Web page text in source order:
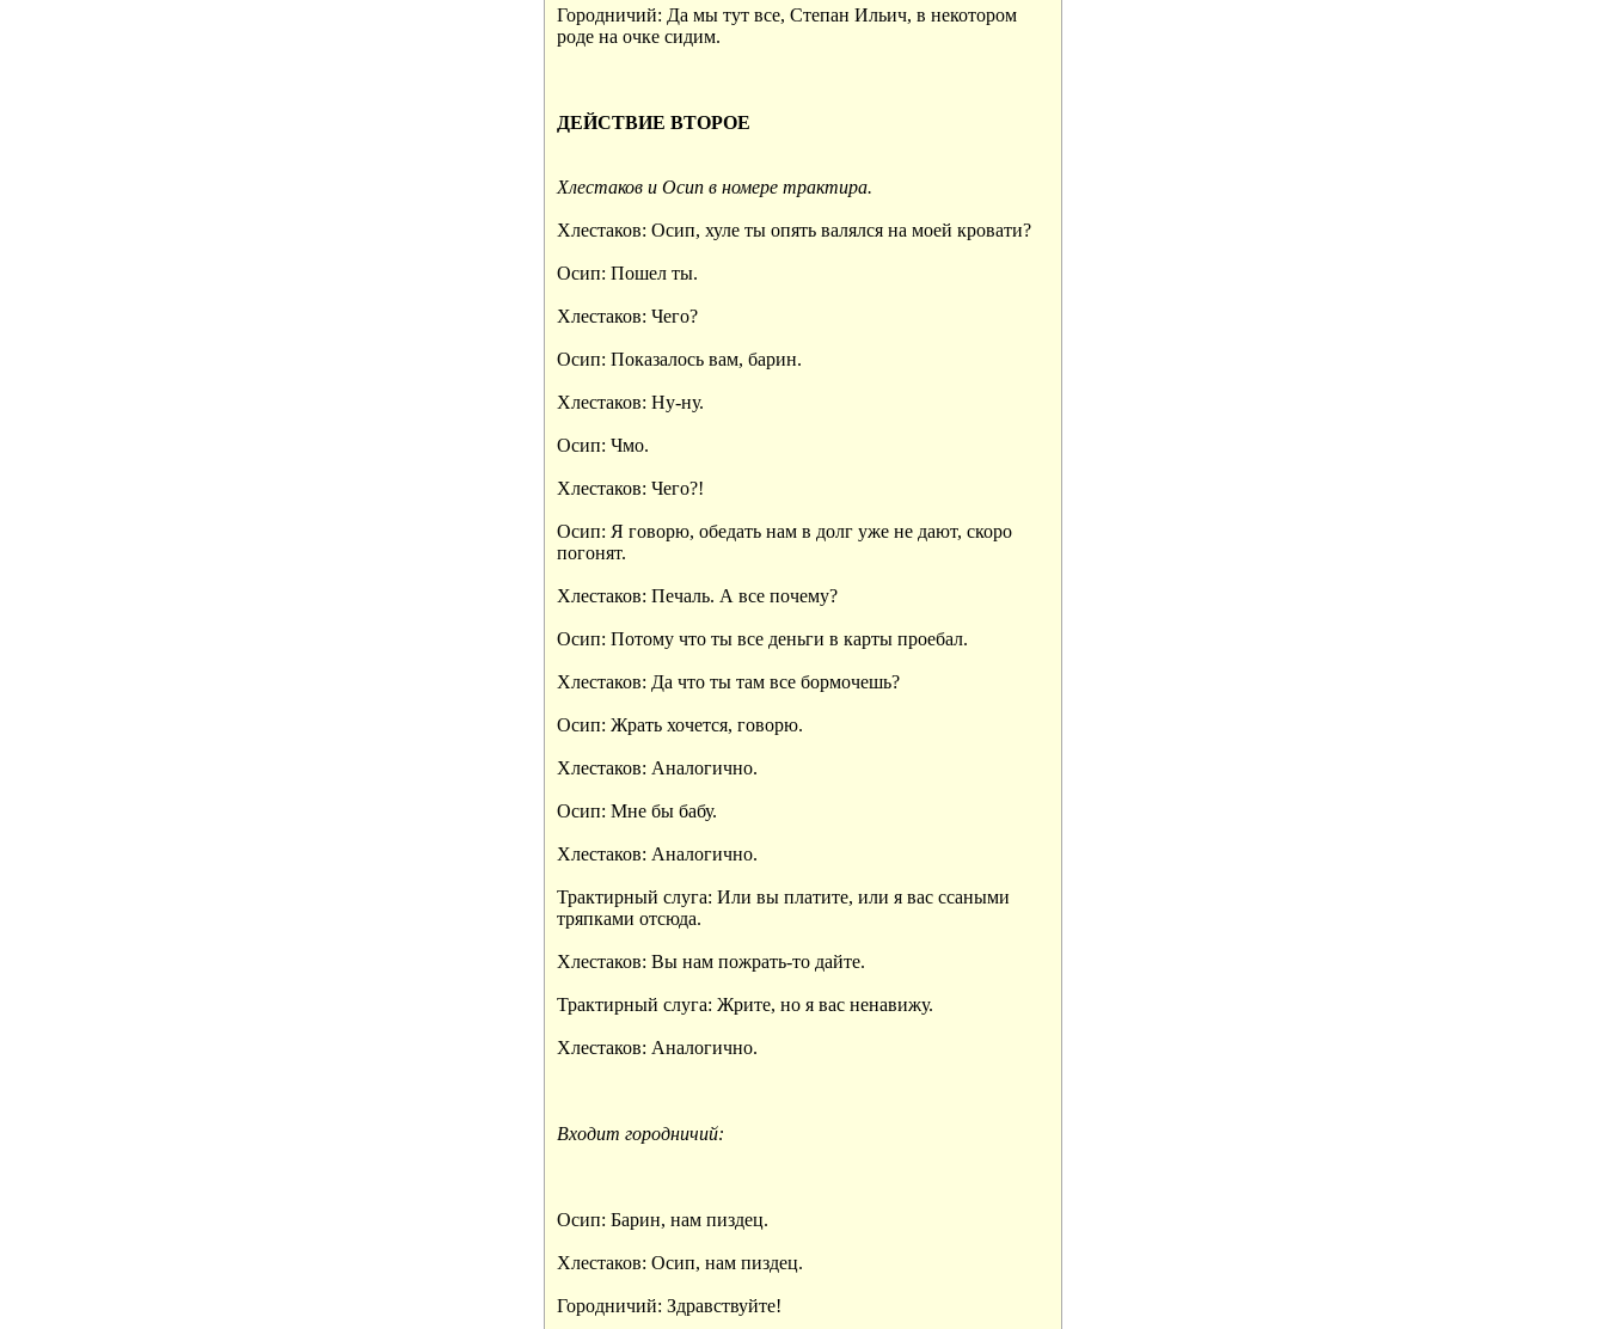
Городничий: Да мы тут все, Степан Ильич, в некотором
роде на очке сидим.
ДЕЙСТВИЕ ВТОРОЕ
Хлестаков и Осип в номере трактира.
Хлестаков: Осип, хуле ты опять валялся на моей кровати?
Осип: Пошел ты.
Хлестаков: Чего?
Осип: Показалось вам, барин.
Хлестаков: Ну-ну.
Осип: Чмо.
Хлестаков: Чего?!
Осип: Я говорю, обедать нам в долг уже не дают, скоро
погонят.
Хлестаков: Печаль. А все почему?
Осип: Потому что ты все деньги в карты проебал.
Хлестаков: Да что ты там все бормочешь?
Осип: Жрать хочется, говорю.
Хлестаков: Аналогично.
Осип: Мне бы бабу.
Хлестаков: Аналогично.
Трактирный слуга: Или вы платите, или я вас ссаными
тряпками отсюда.
Хлестаков: Вы нам пожрать-то дайте.
Трактирный слуга: Жрите, но я вас ненавижу.
Хлестаков: Аналогично.
Входит городничий:
Осип: Барин, нам пиздец.
Хлестаков: Осип, нам пиздец.
Городничий: Здравствуйте!